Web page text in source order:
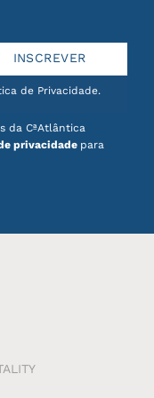
de Privacidade.
da CªAtlântica
privacidade para